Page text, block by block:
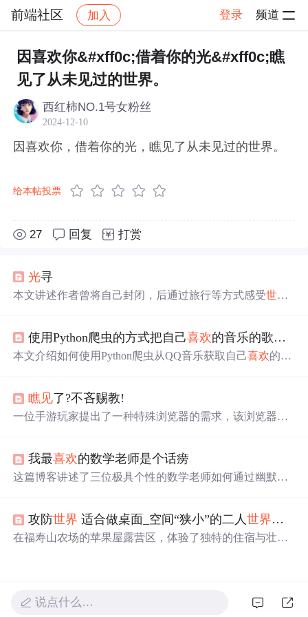
前端社区 加入 登录 频道
社区 前端社区 感慨 帖子详情
因喜欢你&#xff0c;借着你的光&#xff0c;瞧
见了从未见过的世界。
西红柿NO.1号女粉丝
2024-12-10
因喜欢你，借着你的光，瞧见了从未见过的世界。
给本帖投票
27 回复 打赏
光寻
本文讲述作者曾将自己封闭，后通过旅行等方式感受世界
救自己，表达对生活的热爱与感悟。
使用Python爬虫的方式把自己喜欢的音乐的歌词爬取到本地
本文介绍如何使用Python爬虫从QQ音乐获取自己喜欢的歌
cel表格中。
瞧见了?不吝赐教!
一位手游玩家提出了一种特殊浏览器的需求，该浏览器能
我最喜欢的数学老师是个话痨
这篇博客讲述了三位极具个性的数学老师如何通过幽默风
数学概念，如函数、导数、积分和极限，帮助学生建立起
对高等数学的信心。通过这种方式，他们不仅传授了知
攻防世界 适合做桌面_空间“狭小”的二人世界，适
在福寿山农场的苹果屋露营区，体验了独特的住宿与壮观
说点什么…